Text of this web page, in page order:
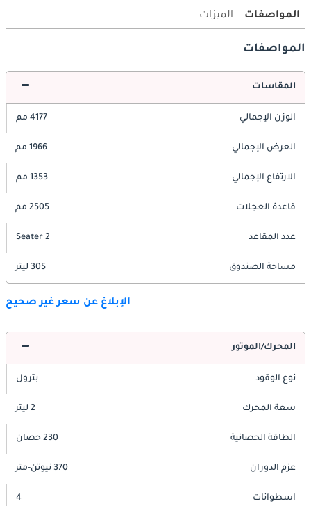
المواصفات الميزات
المواصفات
المقاسات
الوزن الإجمالي 4177 مم
العرض الإجمالي 1966 مم
الارتفاع الإجمالي 1353 مم
قاعدة العجلات 2505 مم
عدد المقاعد 2 Seater
مساحة الصندوق 305 ليتر
الإبلاغ عن سعر غير صحيح
المحرك/الموتور
نوع الوقود بترول
سعة المحرك 2 ليتر
الطاقة الحصانية 230 حصان
عزم الدوران 370 نيوتن-متر
اسطوانات 4